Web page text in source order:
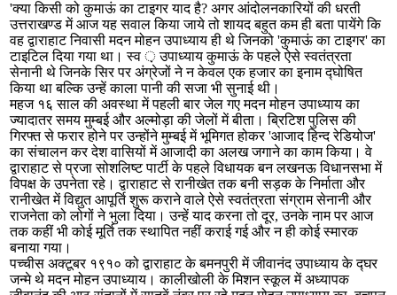
'क्या किसी को कुमाऊं का टाइगर याद है? अगर आंदोलनकारियों की धरती
उत्तराखण्ड में आज यह सवाल किया जाये तो शायद बहुत कम ही बता पायेंगे कि
वह द्वाराहाट निवासी मदन मोहन उपाध्याय ही थे जिनको 'कुमाऊं का टाइगर' का
टाइटिल दिया गया था। स्व ़ उपाध्याय कुमाऊं के पहले ऐसे स्वतंत्रता
सेनानी थे जिनके सिर पर अंग्रेजों ने न केवल एक हजार का इनाम द्घोषित
किया था बल्कि उन्हें काला पानी की सजा भी सुनाई थी।
महज १६ साल की अवस्था में पहली बार जेल गए मदन मोहन उपाध्याय का
ज्यादातर समय मुम्बई और अल्मोड़ा की जेलों में बीता। ब्रिटिश पुलिस की
गिरफ्त से फरार होने पर उन्होंने मुम्बई में भूमिगत होकर 'आजाद हिन्द रेडियोज'
का संचालन कर देश वासियों में आजादी का अलख जगाने का काम किया। वे
द्वाराहाट से प्रजा सोशलिष्ट पार्टी के पहले विधायक बन लखनऊ विधानसभा में
विपक्ष के उपनेता रहे। द्वाराहाट से रानीखेत तक बनी सड़क के निर्माता और
रानीखेत में विद्युत आपूर्ति शुरू कराने वाले ऐसे स्वतंत्रता संग्राम सेनानी और
राजनेता को लोगों ने भुला दिया। उन्हें याद करना तो दूर, उनके नाम पर आज
तक कहीं भी कोई मूर्ति तक स्थापित नहीं कराई गई और न ही कोई स्मारक
बनाया गया।
पच्चीस अक्टूबर १९१० को द्वाराहाट के बमनपुरी में जीवानंद उपाध्याय के द्घर
जन्मे थे मदन मोहन उपाध्याय। कालीखोली के मिशन स्कूल में अध्यापक